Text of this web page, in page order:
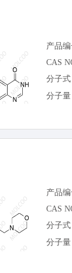
产品编
CAS
分子式
分子量
产品编
CAS
分子式
分子量